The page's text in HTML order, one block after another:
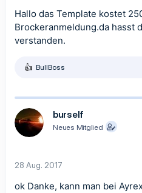
Hallo das Template kostet
Brockeranmeldung.da hasst
verstanden.
R
k
t
i
n
:
BullBoss
burself
Neues Mitglied
28 Aug. 2017
ok Danke, kann man bei